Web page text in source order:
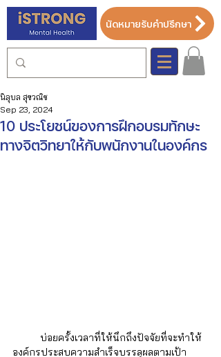
นัดหมายรับคำปรึกษา
10 ประโยชน์ของการฝึกอบรมทักษะ
ทางจิตวิทยาให้กับพนักงานในองค์กร
นิลุบล สุขวณิช
Sep 23, 2024
องค์กรประสบความสำเร็จบรรลุผลตามเป้า